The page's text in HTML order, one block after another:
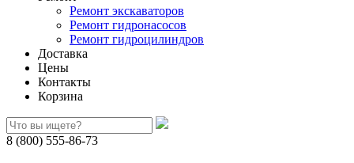
Ремонт экскаваторов
Ремонт гидронасосов
Ремонт гидроцилиндров
Доставка
Цены
Контакты
Корзина
8 (800) 555-86-73